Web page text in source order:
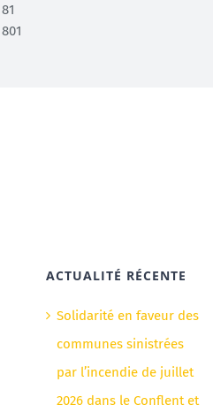
81
801
ACTUALITÉ RÉCENTE
Solidarité en faveur des
communes sinistrées
par l’incendie de juillet
2026 dans le Conflent et